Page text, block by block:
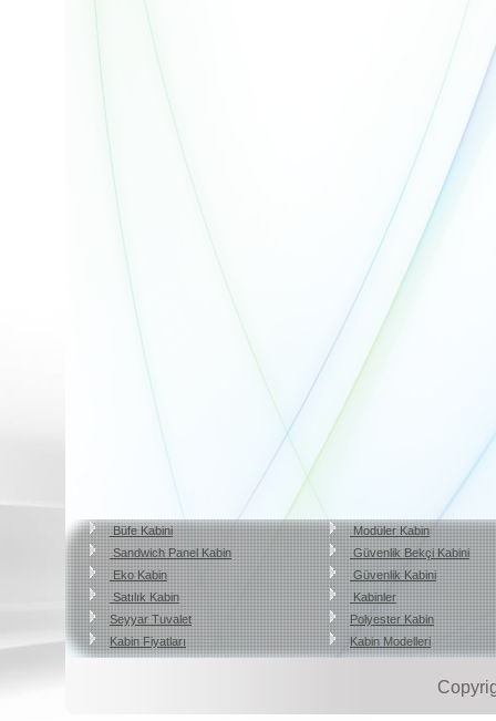
Büfe Kabini
Modüler Kabin
Sandwich Panel Kabin
Güvenlik Bekçi Kabini
Eko Kabin
Güvenlik Kabini
Satılık Kabin
Kabinler
Seyyar Tuvalet
Polyester Kabin
Kabin Fiyatları
Kabin Modelleri